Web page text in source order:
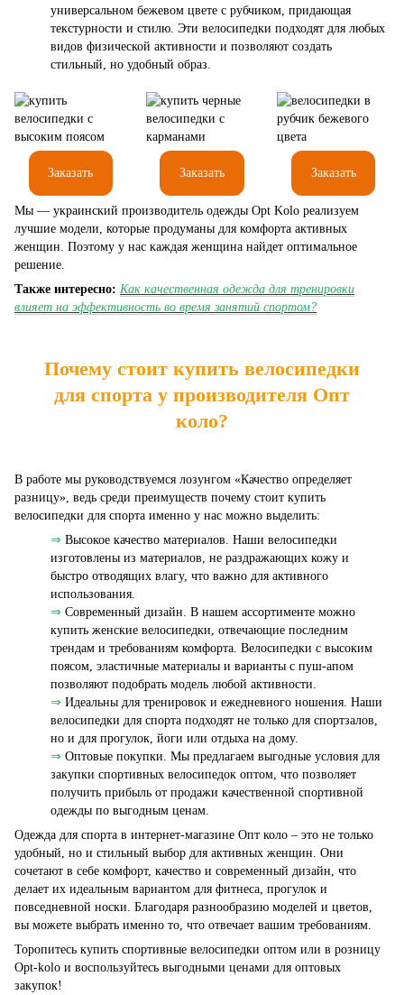
универсальном бежевом цвете с рубчиком, придающая
текстурности и стилю. Эти велосипедки подходят для любых
видов физической активности и позволяют создать
стильный, но удобный образ.
Заказать Заказать Заказать
Мы — украинский производитель одежды Opt Kolo реализуем
лучшие модели, которые продуманы для комфорта активных
женщин. Поэтому у нас каждая женщина найдет оптимальное
решение.
Также интересно: Как качественная одежда для тренировки
влияет на эффективность во время занятий спортом?
Почему стоит купить велосипедки
для спорта у производителя Опт
коло?
В работе мы руководствуемся лозунгом «Качество определяет
разницу», ведь среди преимуществ почему стоит купить
велосипедки для спорта именно у нас можно выделить:
⇒ Высокое качество материалов. Наши велосипедки
изготовлены из материалов, не раздражающих кожу и
быстро отводящих влагу, что важно для активного
использования.
⇒ Современный дизайн. В нашем ассортименте можно
купить женские велосипедки, отвечающие последним
трендам и требованиям комфорта. Велосипедки с высоким
поясом, эластичные материалы и варианты с пуш-апом
позволяют подобрать модель любой активности.
⇒ Идеальны для тренировок и ежедневного ношения. Наши
велосипедки для спорта подходят не только для спортзалов,
но и для прогулок, йоги или отдыха на дому.
⇒ Оптовые покупки. Мы предлагаем выгодные условия для
закупки спортивных велосипедок оптом, что позволяет
получить прибыль от продажи качественной спортивной
одежды по выгодным ценам.
Одежда для спорта в интернет-магазине Опт коло – это не только
удобный, но и стильный выбор для активных женщин. Они
сочетают в себе комфорт, качество и современный дизайн, что
делает их идеальным вариантом для фитнеса, прогулок и
повседневной носки. Благодаря разнообразию моделей и цветов,
вы можете выбрать именно то, что отвечает вашим требованиям.
Торопитесь купить спортивные велосипедки оптом или в розницу
Opt-kolo и воспользуйтесь выгодными ценами для оптовых
закупок!